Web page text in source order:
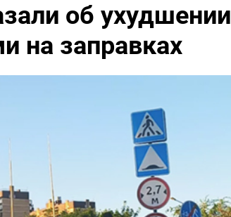
об ухудшении
на заправках